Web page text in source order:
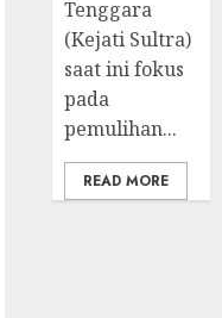
Tenggara
(Kejati Sultra)
saat ini fokus
pada
pemulihan...
READ MORE